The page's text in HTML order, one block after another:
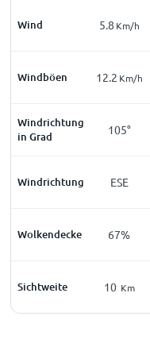
Wind 5.8 Km/h
Windböen 12.2 Km/h
Windrichtung
in Grad
105°
Windrichtung ESE
Wolkendecke 67%
Sichtweite 10 Km